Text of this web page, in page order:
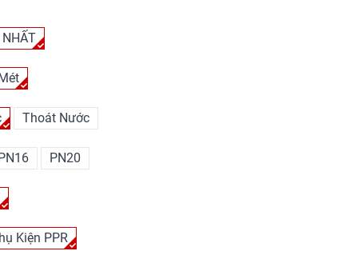
Thoát Nước
PN20
Kiện PPR